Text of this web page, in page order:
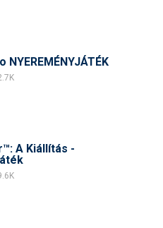
NYEREMÉNYJÁTÉK
A Kiállítás -